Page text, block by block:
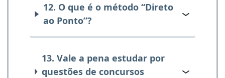
12. O que é o método “Direto
ao Ponto”?
13. Vale a pena estudar por
questões de concursos